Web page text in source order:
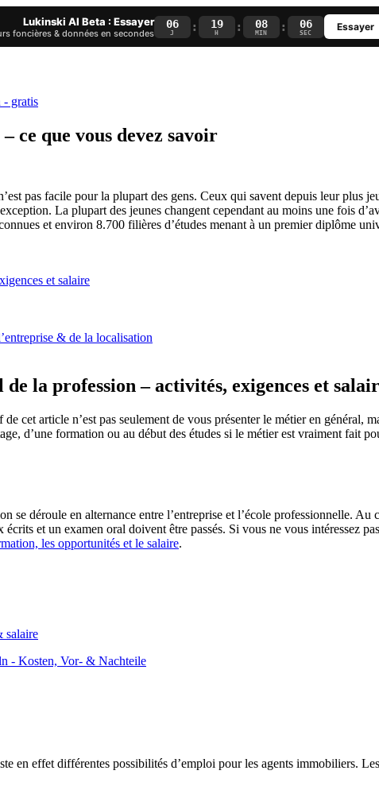
Lukinski AI Beta : Essayer
foncières & données en secondes
06
J : 19
H : 08
MIN : 05
SEC Essayer
ce que vous devez savoir
pas facile pour la plupart des gens. Ceux qui savent depuis leur plus
La plupart des jeunes changent cependant au moins une fois
et environ 8.700 filières d’études menant à un premier diplôme
et salaire
& de la localisation
la profession – activités, exigences et
cet article n’est pas seulement de vous présenter le métier en général,
d’une formation ou au début des études si le métier est vraiment fait
déroule en alternance entre l’entreprise et l’école professionnelle.
et un examen oral doivent être passés. Si vous ne vous intéressez
les opportunités et le salaire.
salaire
en effet différentes possibilités d’emploi pour les agents immobiliers.